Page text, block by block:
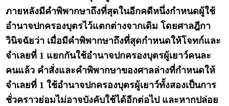
ภายหลังมีคำพิพากษาถึงที่สุดในอีกคดีหนึ่งกำหนดผู้ใช้
อำนาจปกครองบุตรไว้แตกต่างจากเดิม โดยศาลฎีกา
วินิจฉัยว่า เมื่อมีคำพิพากษาถึงที่สุดกำหนดให้โจทก์และ
จำเลยที่ 1 แยกกันใช้อำนาจปกครองบุตรผู้เยาว์คนละ
คนแล้ว คำสั่งและคำพิพากษาของศาลล่างที่กำหนดให้
จำเลยที่ 1 ใช้อำนาจปกครองบุตรผู้เยาว์ทั้งสองเป็นการ
ชั่วคราวย่อมไม่อาจบังคับใช้ได้อีกต่อไป และหากปล่อย